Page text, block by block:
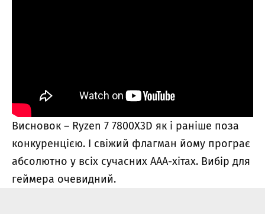
Висновок – Ryzen 7 7800X3D як і раніше поза
конкуренцією. І свіжий флагман йому програє
абсолютно у всіх сучасних ААА-хітах. Вибір для
геймера очевидний.